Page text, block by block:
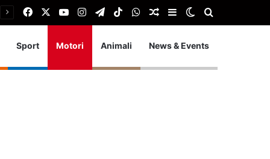
FacebookYou TubeInstagram
TelegramTikTokWhatsApp
Articolo Random
Barra laterale
Cambia aspetto
Sport Motori Animali News & Events